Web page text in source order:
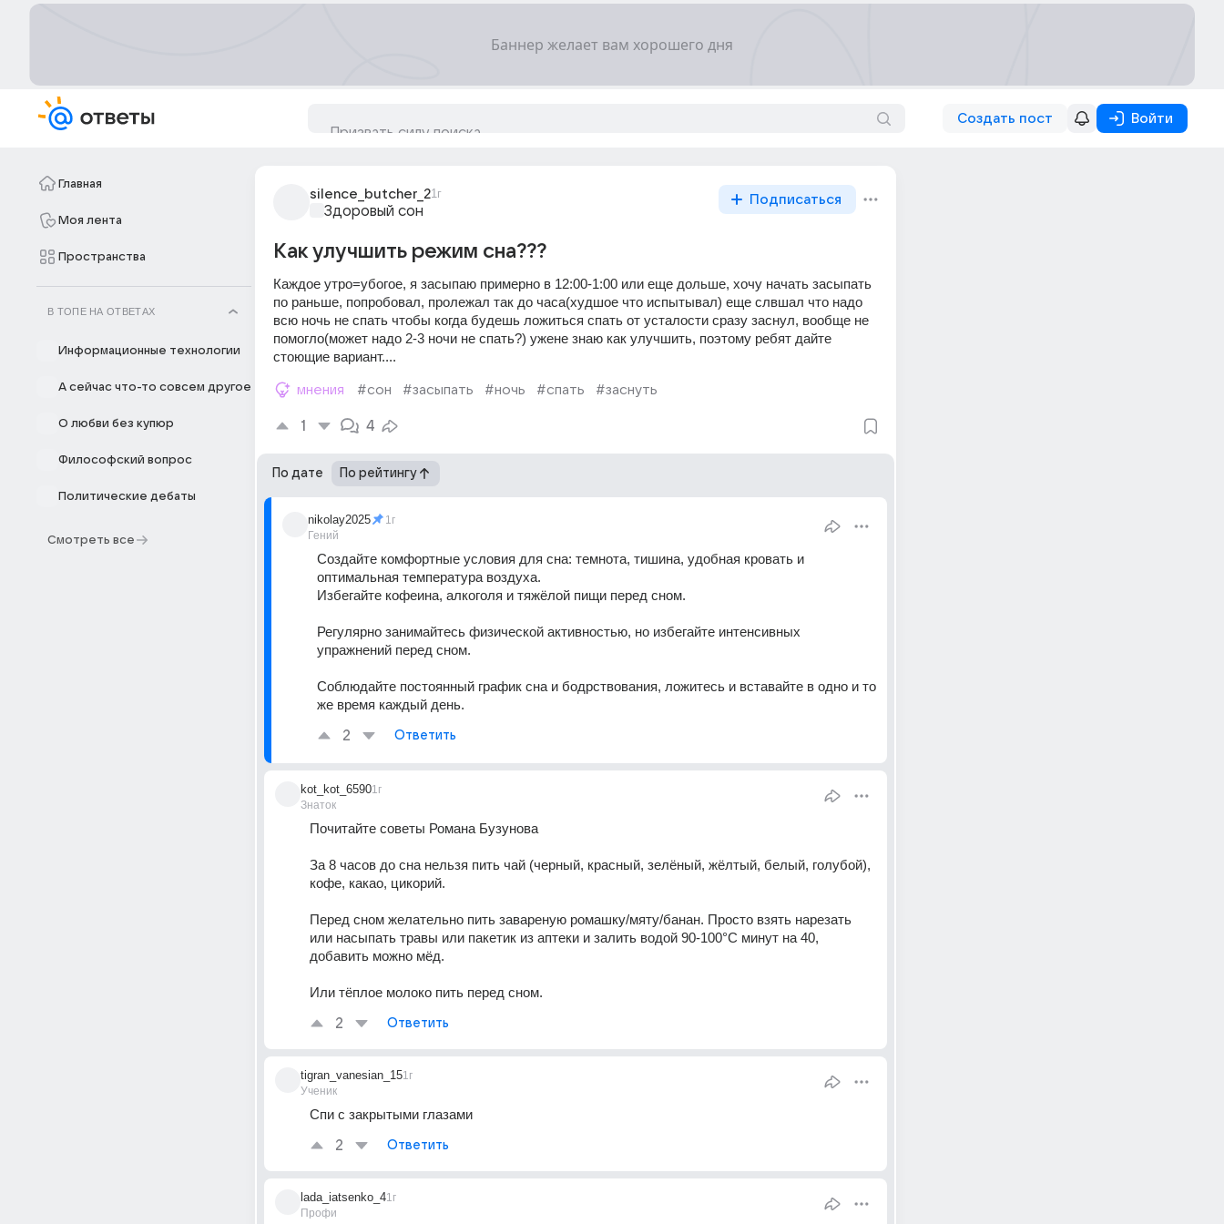
Создать пост Войти
Главная
Моя лента
Пространства
В ТОПЕ НА ОТВЕТАХ
Информационные технологии
А сейчас что-то совсем другое
О любви без купюр
Философский вопрос
Политические дебаты
Смотреть все
silence_butcher_21г
Здоровый сон
Подписаться
Как улучшить режим сна???
Каждое утро=убогое, я засыпаю примерно в 12:00-1:00 или еще дольше, хочу начать засыпать
по раньше, попробовал, пролежал так до часа(худшое что испытывал) еще слвшал что надо
всю ночь не спать чтобы когда будешь ложиться спать от усталости сразу заснул, вообще не
помогло(может надо 2-3 ночи не спать?) ужене знаю как улучшить, поэтому ребят дайте
стоющие вариант....
мнения #сон #засыпать #ночь #спать #заснуть
1 4
По дате По рейтингу
nikolay2025
Гений
1г
Создайте комфортные условия для сна: темнота, тишина, удобная кровать и
оптимальная температура воздуха.
Избегайте кофеина, алкоголя и тяжёлой пищи перед сном.
Регулярно занимайтесь физической активностью, но избегайте интенсивных
упражнений перед сном.
Соблюдайте постоянный график сна и бодрствования, ложитесь и вставайте в одно и то
же время каждый день.
2 Ответить
kot_kot_6590
Знаток
1г
Почитайте советы Романа Бузунова
За 8 часов до сна нельзя пить чай (черный, красный, зелёный, жёлтый, белый, голубой),
кофе, какао, цикорий.
Перед сном желательно пить завареную ромашку/мяту/банан. Просто взять нарезать
или насыпать травы или пакетик из аптеки и залить водой 90-100°С минут на 40,
добавить можно мёд.
Или тёплое молоко пить перед сном.
2 Ответить
tigran_vanesian_15
Ученик
1г
Спи с закрытыми глазами
2 Ответить
lada_iatsenko_4
Профи
1г